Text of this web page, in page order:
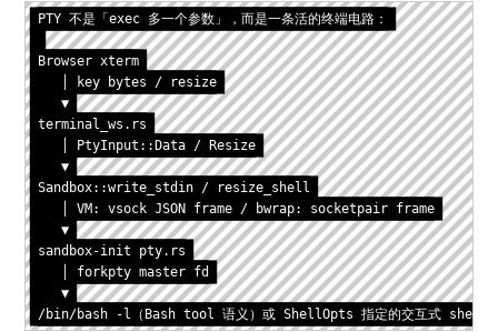
PTY 不是「exec 多一个参数」，而是一条活的终端电路：
Browser xterm
   │ key bytes / resize
   ▼
terminal_ws.rs
   │ PtyInput::Data / Resize
   ▼
Sandbox::write_stdin / resize_shell
   │ VM: vsock JSON frame / bwrap: socketpair frame
   ▼
sandbox-init pty.rs
   │ forkpty master fd
   ▼
/bin/bash -l（Bash tool 语义）或 ShellOpts 指定的交互式 shell